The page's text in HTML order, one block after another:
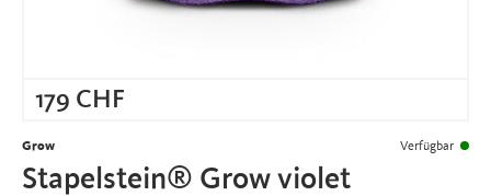
179 CHF
Grow Verfügbar
Stapelstein® Grow violet